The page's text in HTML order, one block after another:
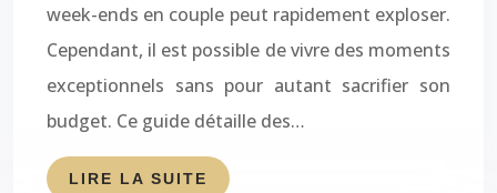
week-ends en couple peut rapidement exploser.
Cependant, il est possible de vivre des moments
exceptionnels sans pour autant sacrifier son
budget. Ce guide détaille des…
LIRE LA SUITE